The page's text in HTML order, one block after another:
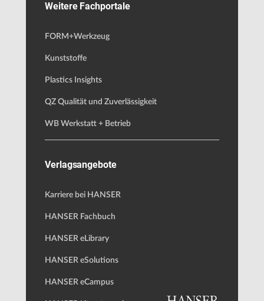
Weitere Fachportale
FORM+Werkzeug
Kunststoffe
Plastics Insights
QZ Qualität und Zuverlässigkeit
WB Werkstatt + Betrieb
Verlagsangebote
Karriere bei HANSER
HANSER Fachbuch
HANSER eLibrary
HANSER eSolutions
HANSER eCampus